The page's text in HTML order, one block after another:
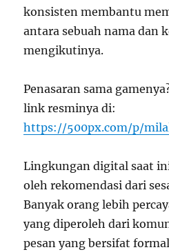
konsisten membantu
antara sebuah nama dan
mengikutinya.
Penasaran sama
link resminya di:
https://500px.com/p/
Lingkungan digital saat
oleh rekomendasi dari
Banyak orang lebih
yang diperoleh dari
pesan yang bersifat